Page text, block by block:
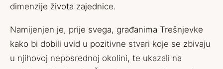
dimenzije života zajednice.
Namijenjen je, prije svega, građanima Trešnjevke
kako bi dobili uvid u pozitivne stvari koje se zbivaju
u njihovoj neposrednoj okolini, te ukazali na